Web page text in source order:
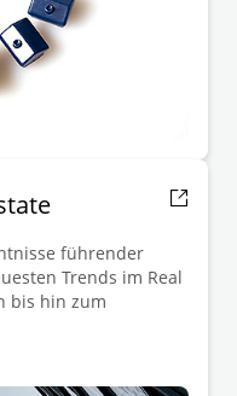
führender
Trends im Real
bis hin zum